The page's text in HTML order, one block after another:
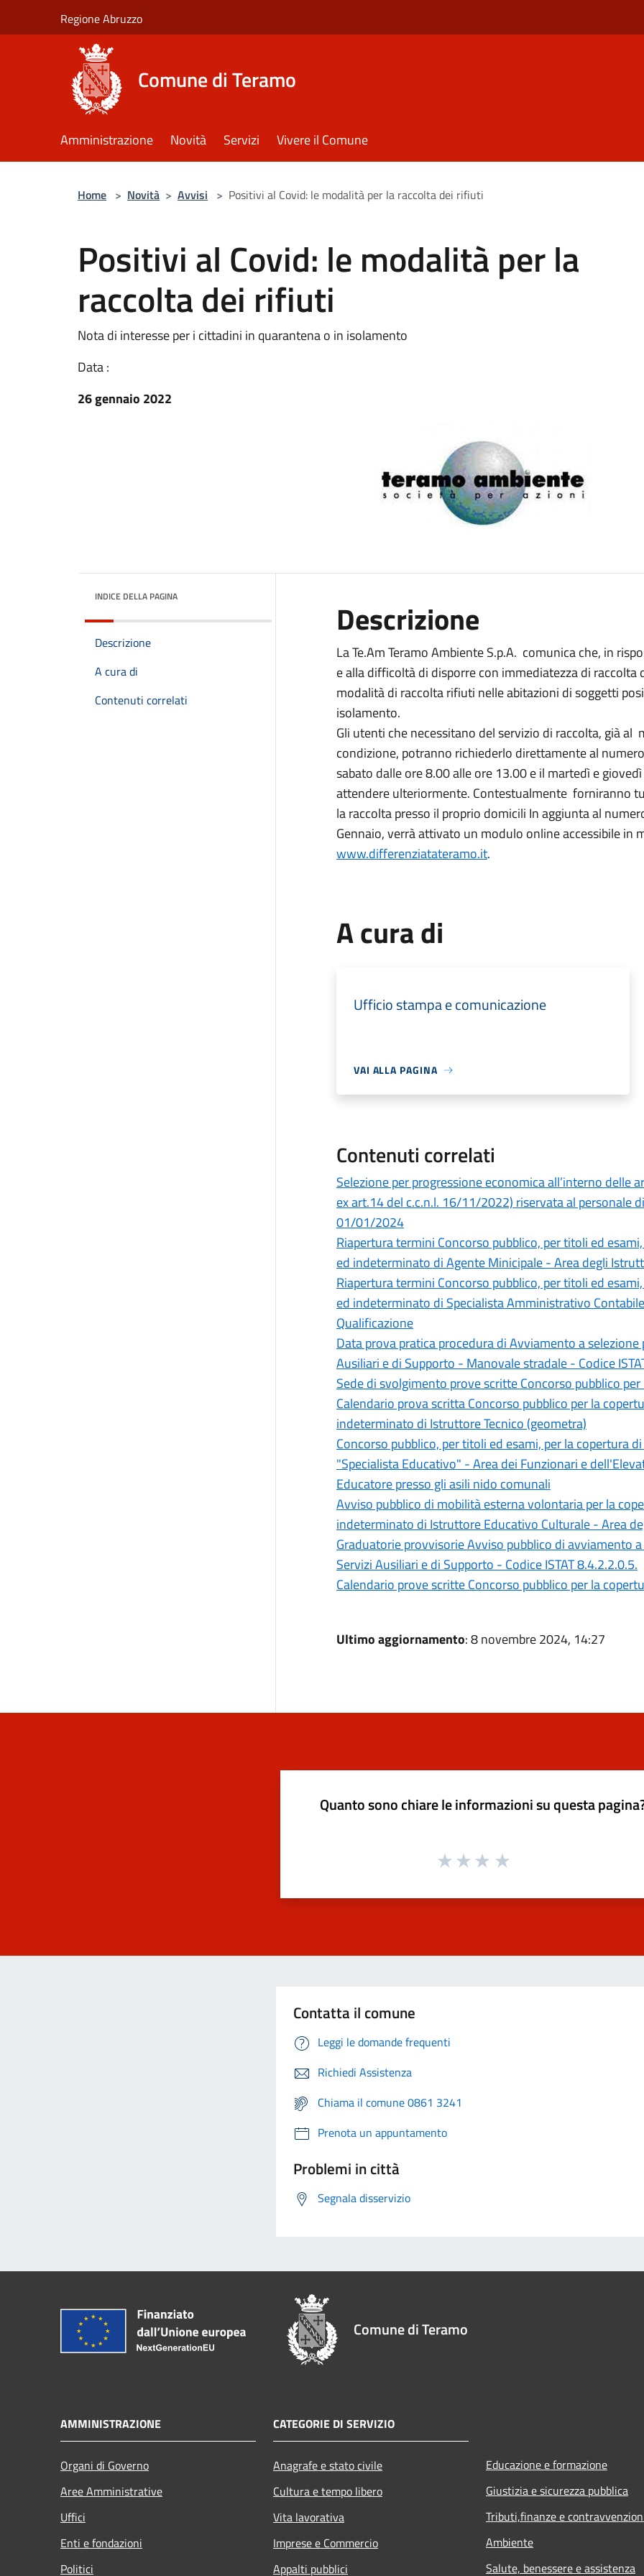
Regione Abruzzo
Comune di Teramo
Amministrazione Novità Servizi Vivere il Comune
Home > Novità > Avvisi > Positivi al Covid: le modalità per la raccolta dei rifiuti
Positivi al Covid: le modalità per la
raccolta dei rifiuti
Nota di interesse per i cittadini in quarantena o in isolamento
Data :
26 gennaio 2022
INDICE DELLA PAGINA
Descrizione
A cura di
Contenuti correlati
Descrizione
La Te.Am Teramo Ambiente S.p.A. comunica che, in
e alla difficoltà di disporre con immediatezza di
modalità di raccolta rifiuti nelle abitazioni di soggetti
isolamento.
Gli utenti che necessitano del servizio di raccolta, già
condizione, potranno richiederlo direttamente al
sabato dalle ore 8.00 alle ore 13.00 e il martedì e
attendere ulteriormente. Contestualmente forniranno
la raccolta presso il proprio domicili In aggiunta al
Gennaio, verrà attivato un modulo online accessibile in
www.differenziatateramo.it.
A cura di
Ufficio stampa e comunicazione
VAI ALLA PAGINA
Contenuti correlati
Selezione per progressione economica all’interno
ex art.14 del c.c.n.l. 16/11/2022) riservata al personale
01/01/2024
Riapertura termini Concorso pubblico, per titoli ed
ed indeterminato di Agente Minicipale - Area degli
Riapertura termini Concorso pubblico, per titoli ed
ed indeterminato di Specialista Amministrativo
Qualificazione
Data prova pratica procedura di Avviamento a
Ausiliari e di Supporto - Manovale stradale - Codice
Sede di svolgimento prove scritte Concorso pubblico
Calendario prova scritta Concorso pubblico per la
indeterminato di Istruttore Tecnico (geometra)
Concorso pubblico, per titoli ed esami, per la copertura
"Specialista Educativo" - Area dei Funzionari e
Educatore presso gli asili nido comunali
Avviso pubblico di mobilità esterna volontaria per la
indeterminato di Istruttore Educativo Culturale - Area
Graduatorie provvisorie Avviso pubblico di avviamento
Servizi Ausiliari e di Supporto - Codice ISTAT 8.4.2.2.0.5.
Calendario prove scritte Concorso pubblico per la
Ultimo aggiornamento: 8 novembre 2024, 14:27
Quanto sono chiare le informazioni su questa
Contatta il comune
Leggi le domande frequenti
Richiedi Assistenza
Chiama il comune 0861 3241
Prenota un appuntamento
Problemi in città
Segnala disservizio
Comune di Teramo
AMMINISTRAZIONE
Organi di Governo
Aree Amministrative
Uffici
Enti e fondazioni
Politici
CATEGORIE DI SERVIZIO
Anagrafe e stato civile
Cultura e tempo libero
Vita lavorativa
Imprese e Commercio
Appalti pubblici
Educazione e formazione
Giustizia e sicurezza pubblica
Tributi,finanze e
Ambiente
Salute, benessere e assistenza